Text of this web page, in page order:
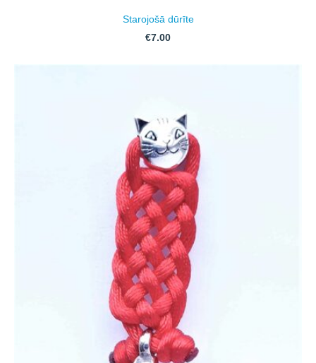
Starojošā dūrīte
€7.00